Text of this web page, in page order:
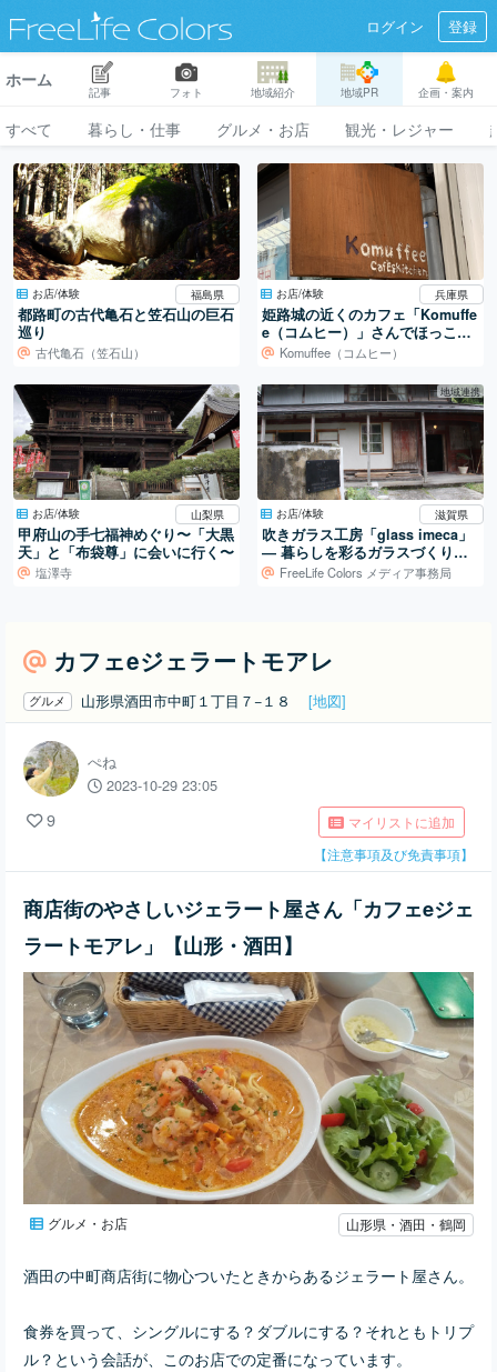
ログイン 登録
ホーム
記事 フォト 地域紹介 地域PR 企画・案内
すべて 暮らし・仕事 グルメ・お店 観光・レジャー
お店/体験 福島県
都路町の古代亀石と笠石山の巨石
巡り
古代亀石（笠石山）
お店/体験 兵庫県
姫路城の近くのカフェ「Komuffe
e（コムヒー）」さんでほっこり
休憩Komuffee（コムヒー）
お店/体験 山梨県
甲府山の手七福神めぐり〜「大黒
天」と「布袋尊」に会いに行く〜
塩澤寺
地域連携
お店/体験 滋賀県
吹きガラス工房「glass imeca」
― 暮らしを彩るガラスづくり／
滋賀・葛川
FreeLife Colors メディア事務局
カフェeジェラートモアレ
グルメ 山形県酒田市中町１丁目７−１８ [地図]
ぺね
2023-10-29 23:05
9
マイリストに追加
【注意事項及び免責事項】
商店街のやさしいジェラート屋さん「カフェeジェ
ラートモアレ」【山形・酒田】
グルメ・お店 山形県・酒田・鶴岡
酒田の中町商店街に物心ついたときからあるジェラート屋さん。
食券を買って、シングルにする？ダブルにする？それともトリプ
ル？という会話が、 このお店での定番になっています。